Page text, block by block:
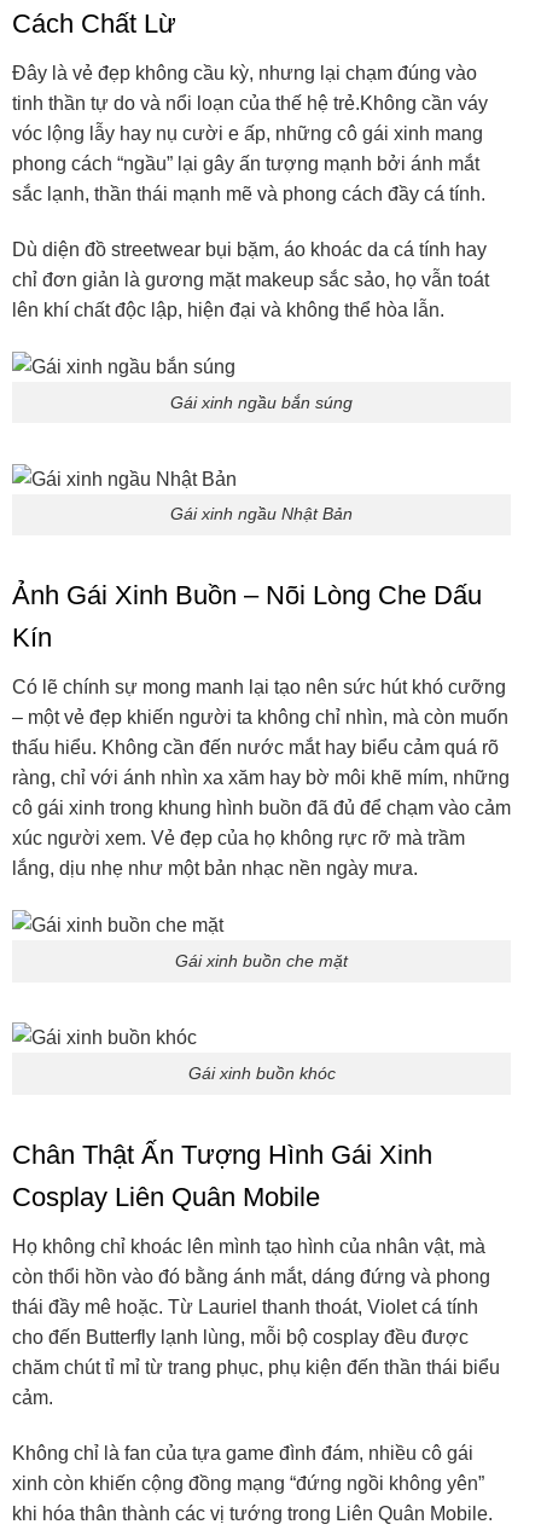
Cách Chất Lừ
Đây là vẻ đẹp không cầu kỳ, nhưng lại chạm đúng vào
tinh thần tự do và nổi loạn của thế hệ trẻ.Không cần váy
vóc lộng lẫy hay nụ cười e ấp, những cô gái xinh mang
phong cách “ngầu” lại gây ấn tượng mạnh bởi ánh mắt
sắc lạnh, thần thái mạnh mẽ và phong cách đầy cá tính.
Dù diện đồ streetwear bụi bặm, áo khoác da cá tính hay
chỉ đơn giản là gương mặt makeup sắc sảo, họ vẫn toát
lên khí chất độc lập, hiện đại và không thể hòa lẫn.
Gái xinh ngầu bắn súng
Gái xinh ngầu Nhật Bản
Ảnh Gái Xinh Buồn – Nõi Lòng Che Dấu
Kín
Có lẽ chính sự mong manh lại tạo nên sức hút khó cưỡng
– một vẻ đẹp khiến người ta không chỉ nhìn, mà còn muốn
thấu hiểu. Không cần đến nước mắt hay biểu cảm quá rõ
ràng, chỉ với ánh nhìn xa xăm hay bờ môi khẽ mím, những
cô gái xinh trong khung hình buồn đã đủ để chạm vào cảm
xúc người xem. Vẻ đẹp của họ không rực rỡ mà trầm
lắng, dịu nhẹ như một bản nhạc nền ngày mưa.
Gái xinh buồn che mặt
Gái xinh buồn khóc
Chân Thật Ấn Tượng Hình Gái Xinh
Cosplay Liên Quân Mobile
Họ không chỉ khoác lên mình tạo hình của nhân vật, mà
còn thổi hồn vào đó bằng ánh mắt, dáng đứng và phong
thái đầy mê hoặc. Từ Lauriel thanh thoát, Violet cá tính
cho đến Butterfly lạnh lùng, mỗi bộ cosplay đều được
chăm chút tỉ mỉ từ trang phục, phụ kiện đến thần thái biểu
cảm.
Không chỉ là fan của tựa game đình đám, nhiều cô gái
xinh còn khiến cộng đồng mạng “đứng ngồi không yên”
khi hóa thân thành các vị tướng trong Liên Quân Mobile.